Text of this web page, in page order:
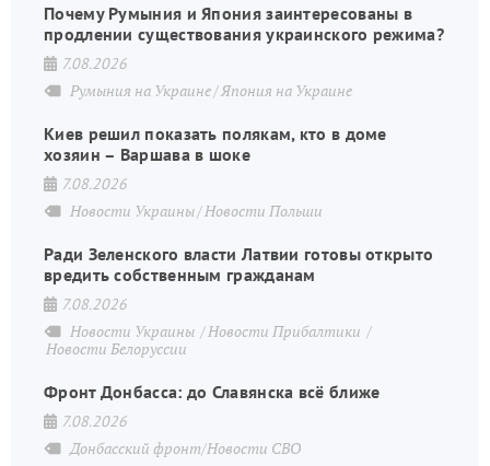
Почему Румыния и Япония заинтересованы в
продлении существования украинского режима?
7.08.2026
Румыния на Украине Япония на Украине
Киев решил показать полякам, кто в доме
хозяин – Варшава в шоке
7.08.2026
Новости Украины Новости Польши
Ради Зеленского власти Латвии готовы открыто
вредить собственным гражданам
7.08.2026
Новости Украины
Новости Прибалтики
Новости Белоруссии
Фронт Донбасса: до Славянска всё ближе
7.08.2026
Донбасский фронт/Новости СВО